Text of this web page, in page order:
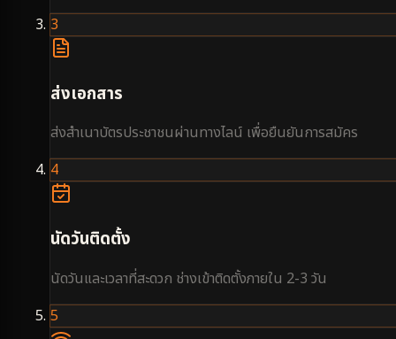
3
ส่งเอกสาร
ส่งสำเนาบัตรประชาชนผ่านทางไลน์ เพื่อยืนยันการสมัคร
4
นัดวันติดตั้ง
นัดวันและเวลาที่สะดวก ช่างเข้าติดตั้งภายใน 2-3 วัน
5